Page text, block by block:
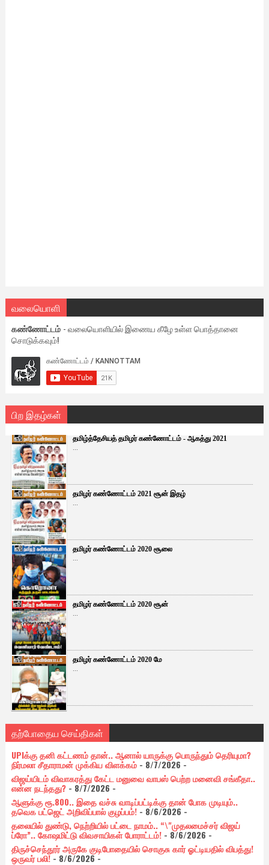
வலையொளி
கண்ணோட்டம் - வலையொளியில் இணைய கீழே உள்ள பொத்தானை
சொடுக்கவும்!
பிற இதழ்கள்
தமிழ்த்தேசியத் தமிழர் கண்ணோட்டம் - ஆகத்து 2021
...
தமிழர் கண்ணோட்டம் 2021 சூன் இதழ்
...
தமிழர் கண்ணோட்டம் 2020 சூலை
...
தமிழர் கண்ணோட்டம் 2020 சூன்
...
தமிழர் கண்ணோட்டம் 2020 மே
...
தற்போதைய செய்திகள்
UPIக்கு தனி கட்டணம் தான்.. ஆனால் யாருக்கு பொருந்தும் தெரியுமா?
நிர்மலா சீதாராமன் முக்கிய விளக்கம்- 8/7/2026 -
விஜய்யிடம் விவாகரத்து கேட்ட மனுவை வாபஸ் பெற்ற மனைவி சங்கீதா..
என்ன நடந்தது?- 8/7/2026 -
ஆளுக்கு ரூ.800.. இதை வச்சு வாடிப்பட்டிக்கு தான் போக முடியும்..
தவெக பட்ஜெட் அறிவிப்பால் குழப்பம்!- 8/6/2026 -
தலையில் துண்டு, நெற்றியில் பட்டை நாமம்.. “\"முதலமைச்சர் விஜய்
ப்ரோ”.. கோஷமிட்டு விவசாயிகள் போராட்டம்!- 8/6/2026 -
திருச்செந்தூர் அருகே குடிபோதையில் சொகுசு கார் ஓட்டியதில் விபத்து!
ஒருவர் பலி!- 8/6/2026-